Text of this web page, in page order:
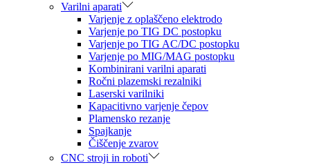
Varilni aparati
Varjenje z oplaščeno elektrodo
Varjenje po TIG DC postopku
Varjenje po TIG AC/DC postopku
Varjenje po MIG/MAG postopku
Kombinirani varilni aparati
Ročni plazemski rezalniki
Laserski varilniki
Kapacitivno varjenje čepov
Plamensko rezanje
Spajkanje
Čiščenje zvarov
CNC stroji in roboti